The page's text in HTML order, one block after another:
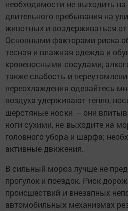
необходимости не выходить на
длительного пребывания на
животных и воздерживаться
Основными факторами риска
тесная и влажная одежда и
кровеносными сосудами,
также слабость и
переохлаждения одевайтесь
воздуха удерживают тепло,
шерстяные носки — они
ноги сухими, не выходите на
головного убора и шарфа;
активные движения.
В сильный мороз лучше не
прогулок и поездок. Риск
происшествий и внезапных
автомобильных механизмах